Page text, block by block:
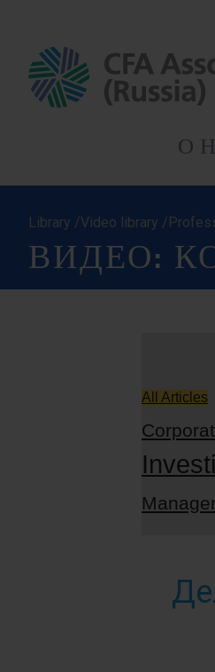
О
Library /Video library /
ВИДЕО:
All Articles